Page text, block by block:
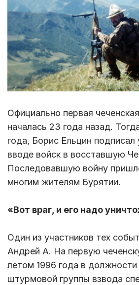
Официально первая
началась 23 года назад.
года, Борис Ельцин
вводе войск в восставшую
Последовавшую войну
многим жителям Бурятии.
«Вот враг, и его надо
Один из участников тех
Андрей А. На первую
летом 1996 года в должности
штурмовой группы взвода